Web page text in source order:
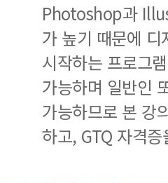
Photoshop과
가 높기 때문에
시작하는 프로그
가능하며 일반인
가능하므로 본 강
하고, GTQ 자격